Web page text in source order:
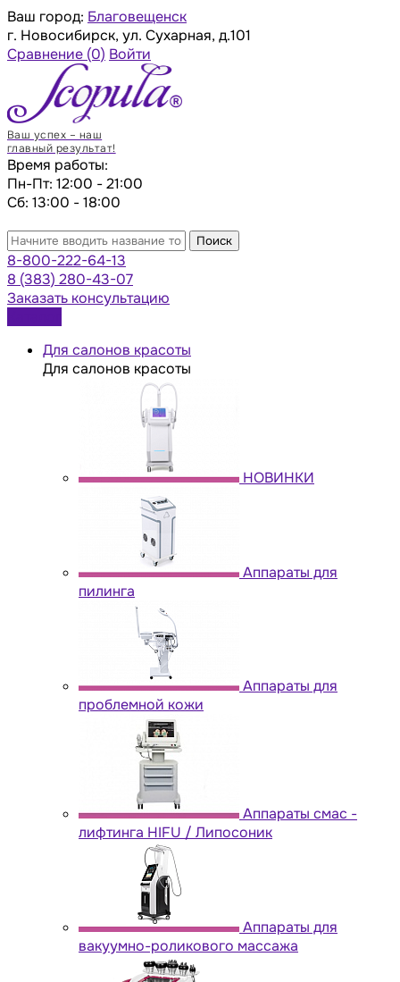
Ваш город: Благовещенск
г. Новосибирск, ул. Сухарная, д.101
Сравнение (0) Войти
Ваш успех – наш
главный результат!
Время работы:
Пн-Пт: 12:00 - 21:00
Сб: 13:00 - 18:00
Поиск
8-800-222-64-13
8 (383) 280-43-07
Заказать консультацию
Для салонов красоты
Для салонов красоты
НОВИНКИ
Аппараты для
пилинга
Аппараты для
проблемной кожи
Аппараты cмас -
лифтинга HIFU / Липосоник
Аппараты для
вакуумно-роликового массажа